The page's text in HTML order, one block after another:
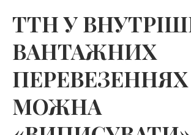
ТТН У
ВАНТАЖНИХ
ПЕРЕВЕЗЕННЯХ
МОЖНА